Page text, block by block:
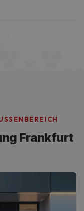
Frankfurt